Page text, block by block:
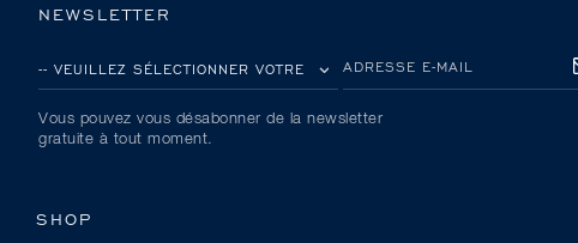
NEWSLETTER
VEUILLEZ SÉLECTIONNER VOTRE PAYS
ADRESSE E-MAIL
Vous pouvez vous désabonner de la newsletter
gratuite à tout moment.
SHOP